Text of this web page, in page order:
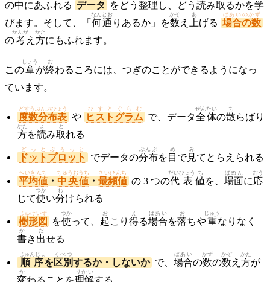
の中にあふれる データ をどう 整理 し、どう 読み取 るかを学
びます。そして、「 何
なん
通
とお
りあるか」を数
かぞ
え 上
あ
げる 場合の数
ばあいのかず
の考
かんが
え 方
かた
にもふれます。
この章
しょう
が終
お
わるころには、つぎのことができるようになっ
ています。
度数分布表
どすうぶんぷひょう
や ヒストグラム
ひすとぐらむ
で、データ全体
ぜんたい
の散
ち
らばり
方
かた
を読
よ
み取
と
れる
ドットプロット
どっとぷろっと
でデータの分布
ぶんぷ
を 目
め
で見
み
てとらえられる
平均値
へいきんち
・ 中央値
ちゅうおうち
・ 最頻値
さいひんち
の 3 つの代表
だいひょう
値
ち
を、 場面
ばめん
に応
おう
じて使
つか
い分
わ
けられる
樹形図
じゅけいず
を使
つか
って、 起
お
こり 得
え
る場合
ばあい
を落
お
ちや重
じゅう
なりなく
書
か
き 出
だ
せる
順序
じゅんじょ
を区別
くべつ
するか・しないか で、 場合
ばあい
の数
かず
の数
かぞ
え 方
かた
が
変
か
わることを理解
りかい
する